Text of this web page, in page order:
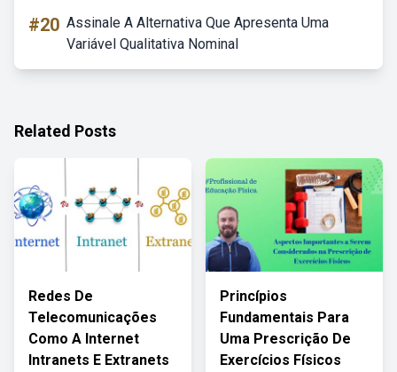
#20 Assinale A Alternativa Que Apresenta Uma
Variável Qualitativa Nominal
Related Posts
Redes De
Telecomunicações
Como A Internet
Intranets E Extranets
Princípios
Fundamentais Para
Uma Prescrição De
Exercícios Físicos